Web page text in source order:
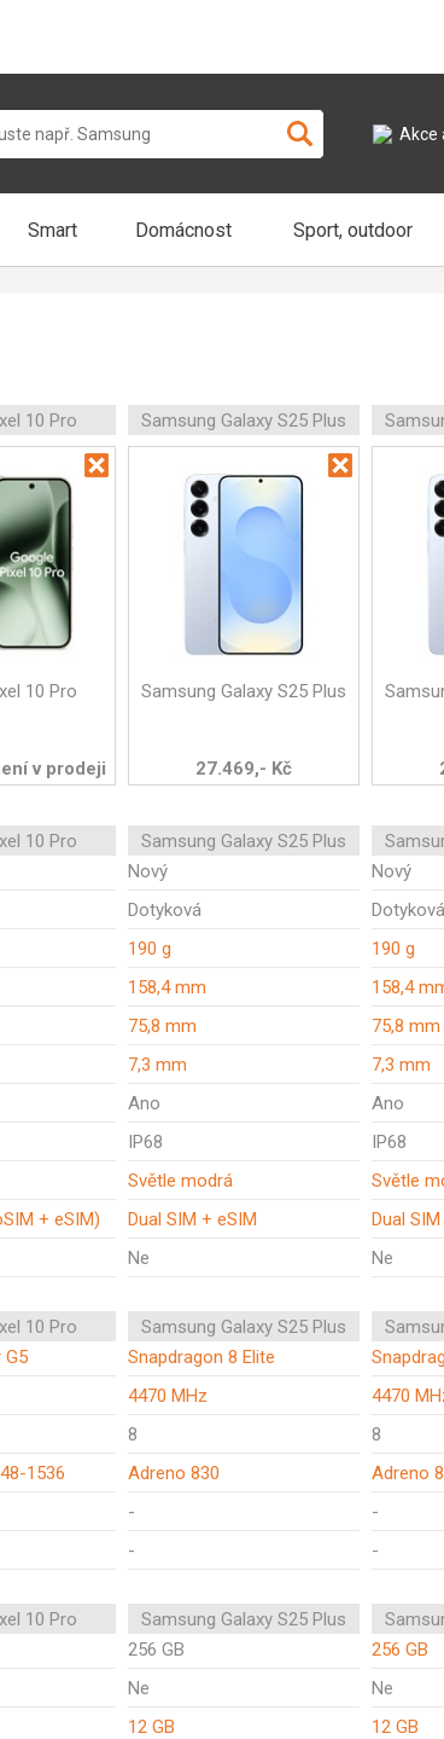
Akce
Smart Domácnost Sport, outdoor
10 Pro Samsung Galaxy S25 Plus
10 Pro
v prodeji
Samsung Galaxy S25 Plus
27.469,- Kč
10 Pro Samsung Galaxy S25 Plus
Nový Nový
Dotyková Dotyková
190 g 190 g
158,4 mm 158,4
75,8 mm 75,8 mm
7,3 mm 7,3 mm
Ano Ano
IP68 IP68
Světle modrá Světle
+ eSIM) Dual SIM + eSIM Dual
Ne Ne
10 Pro Samsung Galaxy S25 Plus
G5 Snapdragon 8 Elite
4470 MHz 4470
8 8
1536 Adreno 830 Adreno
- -
- -
10 Pro Samsung Galaxy S25 Plus
256 GB 256 GB
Ne Ne
12 GB 12 GB